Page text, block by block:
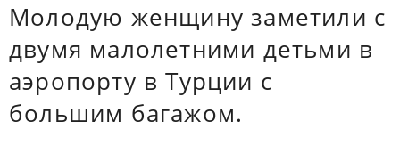
Молодую женщину заметили с
двумя малолетними детьми в
аэропорту в Турции с
большим багажом.